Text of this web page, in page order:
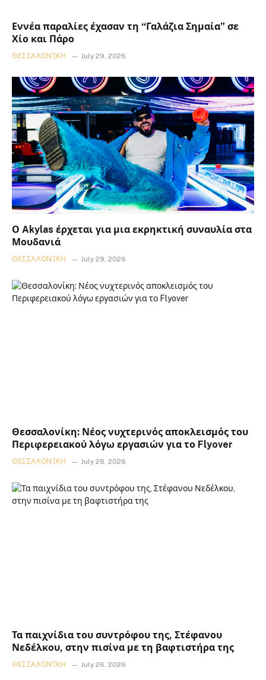
Εννέα παραλίες έχασαν τη “Γαλάζια Σημαία” σε
Χίο και Πάρο
ΘΕΣΣΑΛΟΝΊΚΗ July 29, 2026
Ο Akylas έρχεται για μια εκρηκτική συναυλία στα
Μουδανιά
ΘΕΣΣΑΛΟΝΊΚΗ July 29, 2026
Θεσσαλονίκη: Νέος νυχτερινός αποκλεισμός του
Περιφερειακού λόγω εργασιών για το Flyover
ΘΕΣΣΑΛΟΝΊΚΗ July 28, 2026
Τα παιχνίδια του συντρόφου της, Στέφανου
Νεδέλκου, στην πισίνα με τη βαφτιστήρα της
ΘΕΣΣΑΛΟΝΊΚΗ July 26, 2026